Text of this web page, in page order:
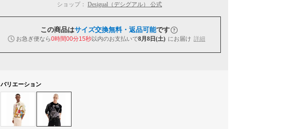
ショップ： Desigual（デシグアル） 公式
この商品はサイズ交換無料・返品可能です
お急ぎ便なら0時間00分14秒以内のお支払いで8月8日(土) にお届け 詳細
バリエーション